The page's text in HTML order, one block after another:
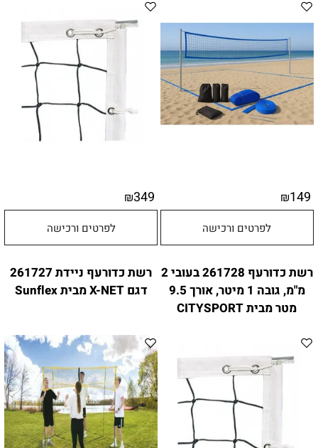
דוא"ל:
citysport1@013.net
citysport2@013.net
₪149
לפרטים ורכישה
₪349
לפרטים ורכישה
רשת כדורעף 261728 בעובי 2
מ"מ, גובה 1 מיטר, אורך 9.5
מטר מבית CITYSPORT
רשת כדורעף ניידת 261727
דגם X-NET מבית Sunflex